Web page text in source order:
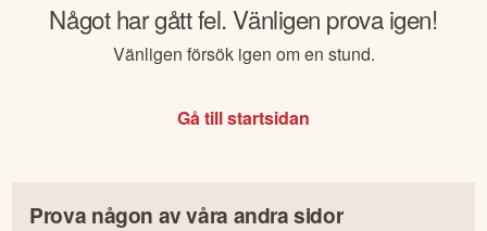
Något har gått fel. Vänligen prova igen!
Vänligen försök igen om en stund.
Gå till startsidan
Prova någon av våra andra sidor